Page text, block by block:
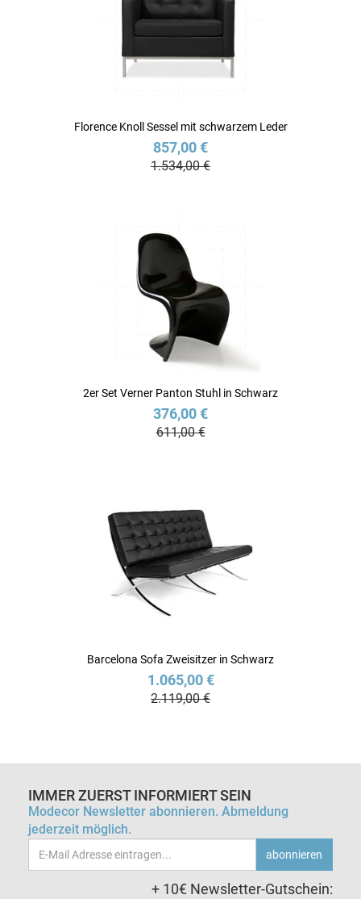
Florence Knoll Sessel mit schwarzem Leder
857,00 €
1.534,00 €
2er Set Verner Panton Stuhl in Schwarz
376,00 €
611,00 €
Barcelona Sofa Zweisitzer in Schwarz
1.065,00 €
2.119,00 €
IMMER ZUERST INFORMIERT SEIN
Modecor Newsletter abonnieren. Abmeldung
jederzeit möglich.
Email-
Adresse
abonnieren
+ 10€ Newsletter-Gutschein: